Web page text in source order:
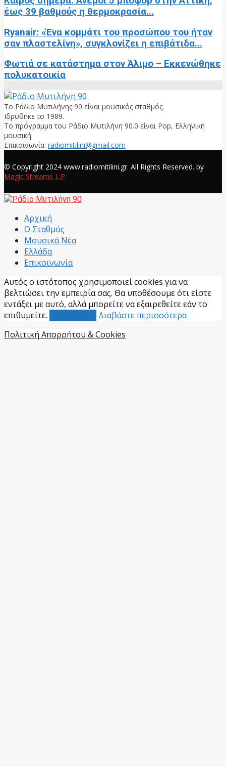
έως 39 βαθμούς η θερμοκρασία...
Ryanair: «Ένα κομμάτι του προσώπου του ήταν
σαν πλαστελίνη», συγκλονίζει η επιβάτιδα...
Φωτιά σε κατάστημα στον Άλιμο – Εκκενώθηκε
πολυκατοικία
Το Ράδιο Μυτιλήνης 90 είναι μουσικός σταθμός.
Ιδρύθηκε το 1989.
Το πρόγραμμα του Ράδιο Μυτιλήνη 90.0 είναι Pop, Ελληνική
μουσική.
Επικοινωνία: radiomitilini@gmail.com
© Copyright 2024 www.radiomitilini.gr. All Rights Reserved. by
Magic Streams L.P
Αρχική
Ο Σταθμός
Μουσικά Νέα
Ελλάδα
Επικοινωνία
Αυτός ο ιστότοπος χρησιμοποιεί cookies για να
βελτιώσει την εμπειρία σας. Θα υποθέσουμε ότι είστε
εντάξει με αυτό, αλλά μπορείτε να εξαιρεθείτε εάν το
επιθυμείτε.
Διαβάστε περισσότερα
Πολιτική Απορρήτου & Cookies